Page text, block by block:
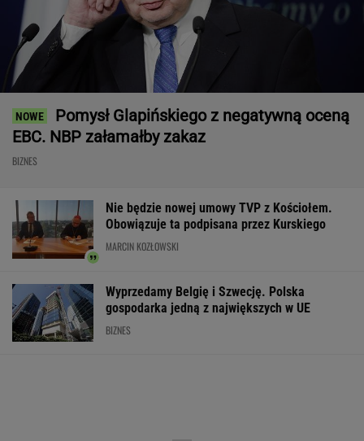
Pomysł Glapińskiego z negatywną oceną
EBC. NBP załamałby zakaz
BIZNES
Nie będzie nowej umowy TVP z Kościołem.
Obowiązuje ta podpisana przez Kurskiego
MARCIN KOZŁOWSKI
Wyprzedamy Belgię i Szwecję. Polska
gospodarka jedną z największych w UE
BIZNES